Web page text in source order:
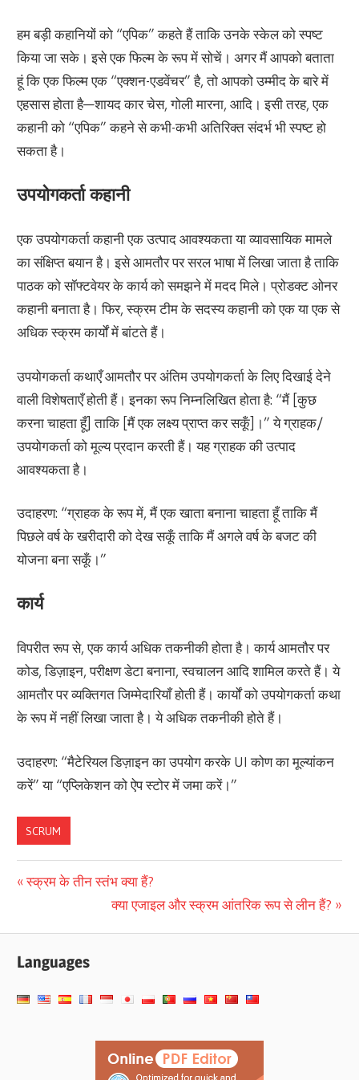
हम बड़ी कहानियों को “एपिक” कहते हैं ताकि उनके स्केल को स्पष्ट
किया जा सके। इसे एक फिल्म के रूप में सोचें। अगर मैं आपको बताता
हूं कि एक फिल्म एक “एक्शन-एडवेंचर” है, तो आपको उम्मीद के बारे में
एहसास होता है—शायद कार चेस, गोली मारना, आदि। इसी तरह, एक
कहानी को “एपिक” कहने से कभी-कभी अतिरिक्त संदर्भ भी स्पष्ट हो
सकता है।
उपयोगकर्ता कहानी
एक उपयोगकर्ता कहानी एक उत्पाद आवश्यकता या व्यावसायिक मामले
का संक्षिप्त बयान है। इसे आमतौर पर सरल भाषा में लिखा जाता है ताकि
पाठक को सॉफ्टवेयर के कार्य को समझने में मदद मिले। प्रोडक्ट ओनर
कहानी बनाता है। फिर, स्क्रम टीम के सदस्य कहानी को एक या एक से
अधिक स्क्रम कार्यों में बांटते हैं।
उपयोगकर्ता कथाएँ आमतौर पर अंतिम उपयोगकर्ता के लिए दिखाई देने
वाली विशेषताएँ होती हैं। इनका रूप निम्नलिखित होता है: “मैं [कुछ
करना चाहता हूँ] ताकि [मैं एक लक्ष्य प्राप्त कर सकूँ]।” ये ग्राहक/
उपयोगकर्ता को मूल्य प्रदान करती हैं। यह ग्राहक की उत्पाद
आवश्यकता है।
उदाहरण: “ग्राहक के रूप में, मैं एक खाता बनाना चाहता हूँ ताकि मैं
पिछले वर्ष के खरीदारी को देख सकूँ ताकि मैं अगले वर्ष के बजट की
योजना बना सकूँ।”
कार्य
विपरीत रूप से, एक कार्य अधिक तकनीकी होता है। कार्य आमतौर पर
कोड, डिज़ाइन, परीक्षण डेटा बनाना, स्वचालन आदि शामिल करते हैं। ये
आमतौर पर व्यक्तिगत जिम्मेदारियाँ होती हैं। कार्यों को उपयोगकर्ता कथा
के रूप में नहीं लिखा जाता है। ये अधिक तकनीकी होते हैं।
उदाहरण: “मैटेरियल डिज़ाइन का उपयोग करके UI कोण का मूल्यांकन
करें” या “एप्लिकेशन को ऐप स्टोर में जमा करें।”
SCRUM
पोस्ट
Previous
स्क्रम के तीन स्तंभ क्या हैं?
Next
क्या एजाइल और स्क्रम आंतरिक रूप से लीन हैं?
Languages